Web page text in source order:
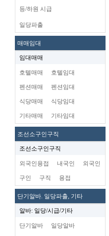
등/하원 시급
일당파출
매매임대
임대매매
호텔매매 호텔임대
펜션매매 펜션임대
식당매매 식당임대
기타매매 기타임대
조선소구인구직
조선소구인구직
외국인용접 내국인 외국인
구인 구직 용접
단기알바. 일당파출, 기타
알바: 일당/시급/기타
단기알바 일당알바